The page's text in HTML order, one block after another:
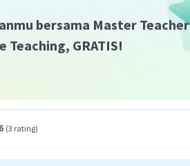
bersama Master Teacher
Teaching, GRATIS!
(3 rating)